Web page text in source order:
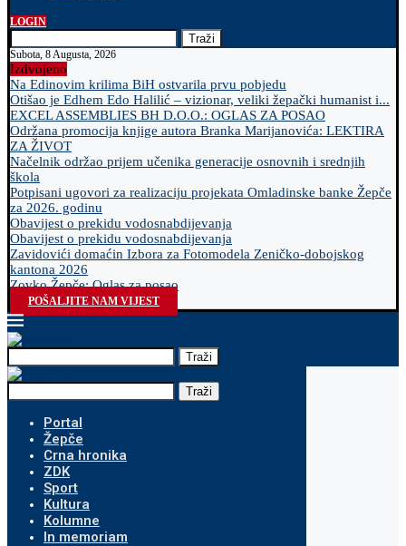
LOGIN
Traži
Subota, 8 Augusta, 2026
Izdvojeno
Na Edinovim krilima BiH ostvarila prvu pobjedu
Otišao je Edhem Edo Halilić – vizionar, veliki žepački humanist i...
EXCEL ASSEMBLIES BH D.O.O.: OGLAS ZA POSAO
Održana promocija knjige autora Branka Marijanovića: LEKTIRA
ZA ŽIVOT
Načelnik održao prijem učenika generacije osnovnih i srednjih
škola
Potpisani ugovori za realizaciju projekata Omladinske banke Žepče
za 2026. godinu
Obavijest o prekidu vodosnabdijevanja
Obavijest o prekidu vodosnabdijevanja
Zavidovići domaćin Izbora za Fotomodela Zeničko-dobojskog
kantona 2026
Zovko Žepče: Oglas za posao
POŠALJITE NAM VIJEST
Traži
Traži
Portal
Žepče
Crna hronika
ZDK
Sport
Kultura
Kolumne
In memoriam